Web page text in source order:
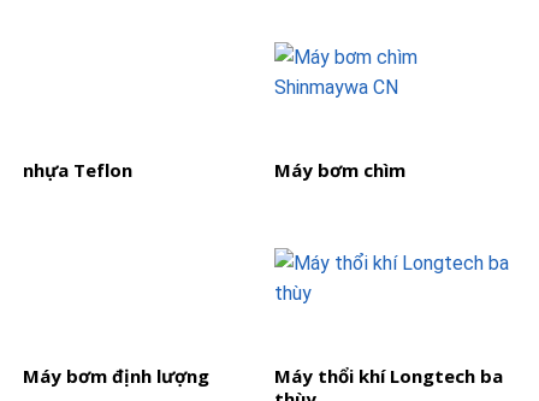
nhựa Teflon Máy bơm chìm
Máy bơm định lượng
Máy thổi khí Longtech ba